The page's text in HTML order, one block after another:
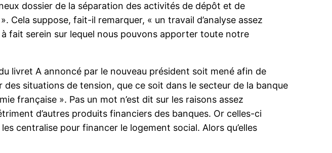
dossier de la séparation des activités de dépôt et de
Cela suppose, fait-il remarquer, « un travail d’analyse assez
fait serein sur lequel nous pouvons apporter toute notre
livret A annoncé par le nouveau président soit mené afin de
des situations de tension, que ce soit dans le secteur de la banque
française ». Pas un mot n’est dit sur les raisons assez
d’autres produits financiers des banques. Or celles-ci
centralise pour financer le logement social. Alors qu’elles